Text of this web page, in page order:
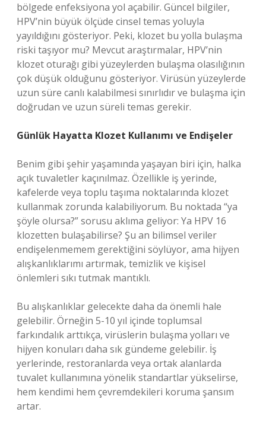
bölgede enfeksiyona yol açabilir. Güncel bilgiler,
HPV’nin büyük ölçüde cinsel temas yoluyla
yayıldığını gösteriyor. Peki, klozet bu yolla bulaşma
riski taşıyor mu? Mevcut araştırmalar, HPV’nin
klozet oturağı gibi yüzeylerden bulaşma olasılığının
çok düşük olduğunu gösteriyor. Virüsün yüzeylerde
uzun süre canlı kalabilmesi sınırlıdır ve bulaşma için
doğrudan ve uzun süreli temas gerekir.
Günlük Hayatta Klozet Kullanımı ve Endişeler
Benim gibi şehir yaşamında yaşayan biri için, halka
açık tuvaletler kaçınılmaz. Özellikle iş yerinde,
kafelerde veya toplu taşıma noktalarında klozet
kullanmak zorunda kalabiliyorum. Bu noktada “ya
şöyle olursa?” sorusu aklıma geliyor: Ya HPV 16
klozetten bulaşabilirse? Şu an bilimsel veriler
endişelenmemem gerektiğini söylüyor, ama hijyen
alışkanlıklarımı artırmak, temizlik ve kişisel
önlemleri sıkı tutmak mantıklı.
Bu alışkanlıklar gelecekte daha da önemli hale
gelebilir. Örneğin 5-10 yıl içinde toplumsal
farkındalık arttıkça, virüslerin bulaşma yolları ve
hijyen konuları daha sık gündeme gelebilir. İş
yerlerinde, restoranlarda veya ortak alanlarda
tuvalet kullanımına yönelik standartlar yükselirse,
hem kendimi hem çevremdekileri koruma şansım
artar.